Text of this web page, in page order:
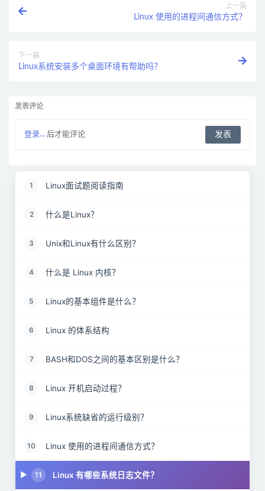
上一篇
Linux 使用的进程间通信方式？
下一篇
Linux系统安装多个桌面环境有帮助吗？
发表评论
登录... 后才能评论
1 Linux面试题阅读指南
2 什么是Linux？
3 Unix和Linux有什么区别？
4 什么是 Linux 内核？
5 Linux的基本组件是什么？
6 Linux 的体系结构
7 BASH和DOS之间的基本区别是什么？
8 Linux 开机启动过程？
9 Linux系统缺省的运行级别？
10 Linux 使用的进程间通信方式？
11 Linux 有哪些系统日志文件？